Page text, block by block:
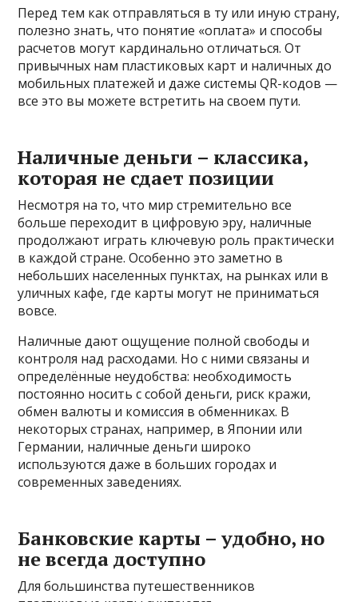
Перед тем как отправляться в ту или иную страну,
полезно знать, что понятие «оплата» и способы
расчетов могут кардинально отличаться. От
привычных нам пластиковых карт и наличных до
мобильных платежей и даже системы QR-кодов —
все это вы можете встретить на своем пути.
Наличные деньги – классика,
которая не сдает позиции
Несмотря на то, что мир стремительно все
больше переходит в цифровую эру, наличные
продолжают играть ключевую роль практически
в каждой стране. Особенно это заметно в
небольших населенных пунктах, на рынках или в
уличных кафе, где карты могут не приниматься
вовсе.
Наличные дают ощущение полной свободы и
контроля над расходами. Но с ними связаны и
определённые неудобства: необходимость
постоянно носить с собой деньги, риск кражи,
обмен валюты и комиссия в обменниках. В
некоторых странах, например, в Японии или
Германии, наличные деньги широко
используются даже в больших городах и
современных заведениях.
Банковские карты – удобно, но
не всегда доступно
Для большинства путешественников